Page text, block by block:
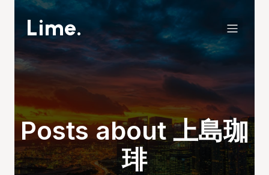
Lime.
Posts about 上島珈
琲